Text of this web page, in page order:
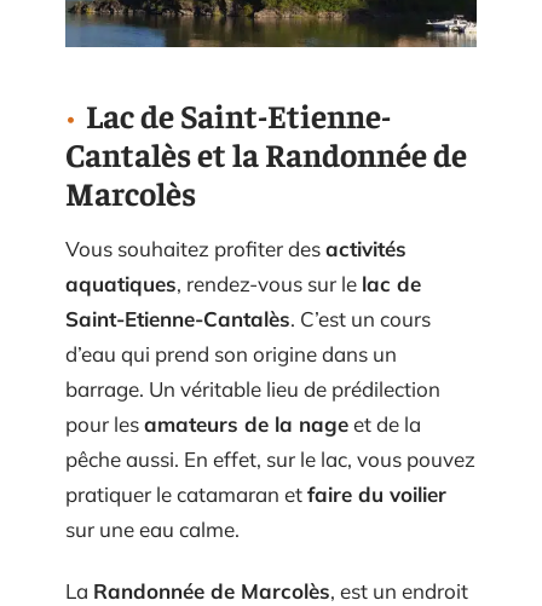
Lac de Saint-Etienne-
Cantal­­ès et la Randonnée de
Marcolès
Vous souhaitez profiter desactivités
aquatiques, rendez-vous sur le lac de
Saint-Etienne-Cantal­­ès. C’est un cours
d’eau qui prend son origine dans un
barrage. Un véritable lieu de prédilection
pour lesamateurs de la nageet de la
pêche aussi. En effet, sur le lac, vous pouvez
pratiquer le catamaran etfaire du voilier
sur une eau calme.
La Randonnée de Marcolès, est un endroit